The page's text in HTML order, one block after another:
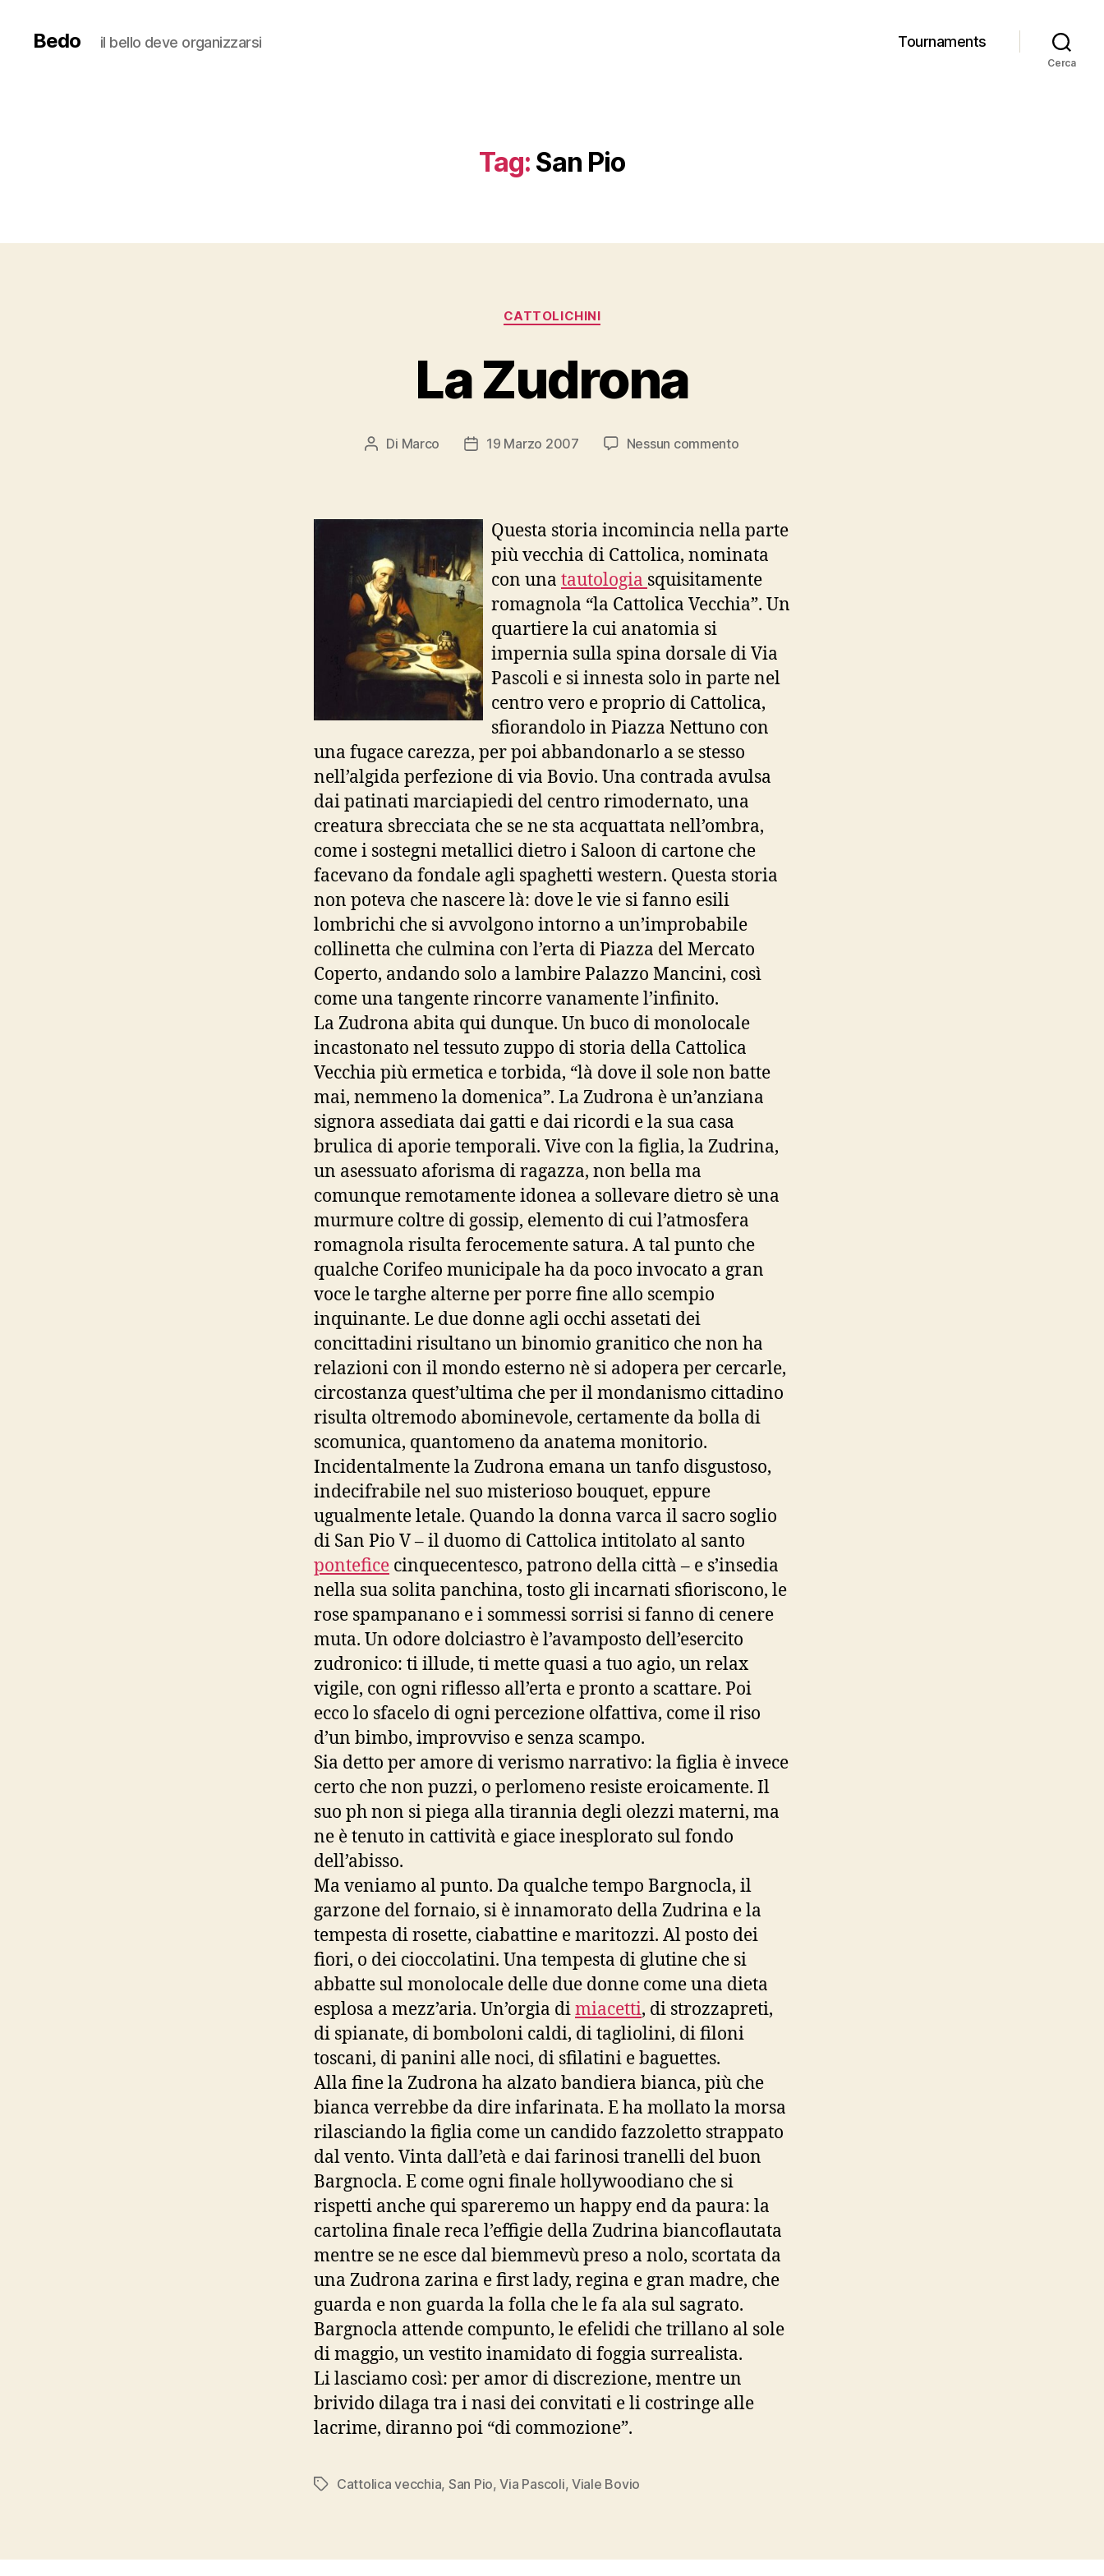
Bedo il bello deve organizzarsi Tournaments
Cerca
Tag: San Pio
Categorie
CATTOLICHINI
La Zudrona
Autore
Di Marco
Data19 Marzo 2007 Nessun commentosu
Questa storia incomincia nella parte
più vecchia di Cattolica, nominata
con una tautologia squisitamente
romagnola “la Cattolica Vecchia”. Un
quartiere la cui anatomia si
impernia sulla spina dorsale di Via
Pascoli e si innesta solo in parte nel
centro vero e proprio di Cattolica,
sfiorandolo in Piazza Nettuno con
una fugace carezza, per poi abbandonarlo a se stesso
nell’algida perfezione di via Bovio. Una contrada avulsa
dai patinati marciapiedi del centro rimodernato, una
creatura sbrecciata che se ne sta acquattata nell’ombra,
come i sostegni metallici dietro i Saloon di cartone che
facevano da fondale agli spaghetti western. Questa storia
non poteva che nascere là: dove le vie si fanno esili
lombrichi che si avvolgono intorno a un’improbabile
collinetta che culmina con l’erta di Piazza del Mercato
Coperto, andando solo a lambire Palazzo Mancini, così
come una tangente rincorre vanamente l’infinito.
La Zudrona abita qui dunque. Un buco di monolocale
incastonato nel tessuto zuppo di storia della Cattolica
Vecchia più ermetica e torbida, “là dove il sole non batte
mai, nemmeno la domenica”. La Zudrona è un’anziana
signora assediata dai gatti e dai ricordi e la sua casa
brulica di aporie temporali. Vive con la figlia, la Zudrina,
un asessuato aforisma di ragazza, non bella ma
comunque remotamente idonea a sollevare dietro sè una
murmure coltre di gossip, elemento di cui l’atmosfera
romagnola risulta ferocemente satura. A tal punto che
qualche Corifeo municipale ha da poco invocato a gran
voce le targhe alterne per porre fine allo scempio
inquinante. Le due donne agli occhi assetati dei
concittadini risultano un binomio granitico che non ha
relazioni con il mondo esterno nè si adopera per cercarle,
circostanza quest’ultima che per il mondanismo cittadino
risulta oltremodo abominevole, certamente da bolla di
scomunica, quantomeno da anatema monitorio.
Incidentalmente la Zudrona emana un tanfo disgustoso,
indecifrabile nel suo misterioso bouquet, eppure
ugualmente letale. Quando la donna varca il sacro soglio
di San Pio V – il duomo di Cattolica intitolato al santo
pontefice cinquecentesco, patrono della città – e s’insedia
nella sua solita panchina, tosto gli incarnati sfioriscono, le
rose spampanano e i sommessi sorrisi si fanno di cenere
muta. Un odore dolciastro è l’avamposto dell’esercito
zudronico: ti illude, ti mette quasi a tuo agio, un relax
vigile, con ogni riflesso all’erta e pronto a scattare. Poi
ecco lo sfacelo di ogni percezione olfattiva, come il riso
d’un bimbo, improvviso e senza scampo.
Sia detto per amore di verismo narrativo: la figlia è invece
certo che non puzzi, o perlomeno resiste eroicamente. Il
suo ph non si piega alla tirannia degli olezzi materni, ma
ne è tenuto in cattività e giace inesplorato sul fondo
dell’abisso.
Ma veniamo al punto. Da qualche tempo Bargnocla, il
garzone del fornaio, si è innamorato della Zudrina e la
tempesta di rosette, ciabattine e maritozzi. Al posto dei
fiori, o dei cioccolatini. Una tempesta di glutine che si
abbatte sul monolocale delle due donne come una dieta
esplosa a mezz’aria. Un’orgia dimiacetti, di strozzapreti,
di spianate, di bomboloni caldi, di tagliolini, di filoni
toscani, di panini alle noci, di sfilatini e baguettes.
Alla fine la Zudrona ha alzato bandiera bianca, più che
bianca verrebbe da dire infarinata. E ha mollato la morsa
rilasciando la figlia come un candido fazzoletto strappato
dal vento. Vinta dall’età e dai farinosi tranelli del buon
Bargnocla. E come ogni finale hollywoodiano che si
rispetti anche qui spareremo un happy end da paura: la
cartolina finale reca l’effigie della Zudrina biancoflautata
mentre se ne esce dal biemmevù preso a nolo, scortata da
una Zudrona zarina e first lady, regina e gran madre, che
guarda e non guarda la folla che le fa ala sul sagrato.
Bargnocla attende compunto, le efelidi che trillano al sole
di maggio, un vestito inamidato di foggia surrealista.
Li lasciamo così: per amor di discrezione, mentre un
brivido dilaga tra i nasi dei convitati e li costringe alle
lacrime, diranno poi “di commozione”.
Tag Cattolica vecchia, San Pio,Via Pascoli, Viale Bovio